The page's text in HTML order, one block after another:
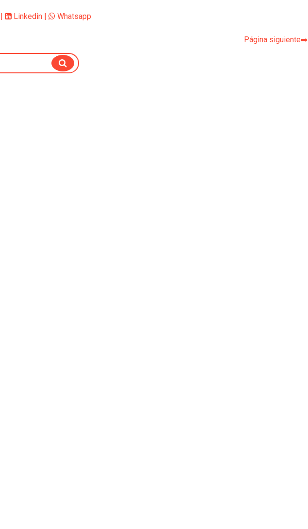
| Linkedin | Whatsapp
Página siguiente➡️